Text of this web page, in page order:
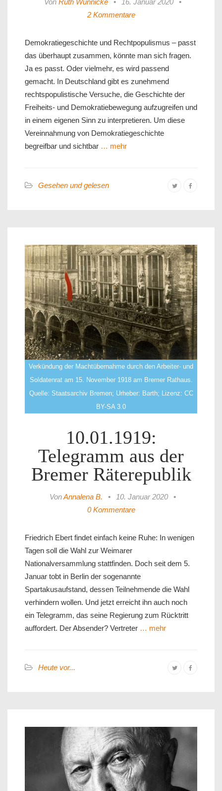
Von Ruth Wunnicke • 16. Januar 2020
•
2 Kommentare
Demokratiegeschichte und Rechtpopulismus – passt
das überhaupt zusammen, könnte man sich fragen.
Ja es passt. Oder vielmehr, es wird passend
gemacht. In Deutschland gibt es zunehmend
rechtspopulistische Versuche, die Geschichte der
Freiheits- und Demokratiebewegung aufzugreifen und
in einem eigenen Sinn zu interpretieren. Um diese
Vereinnahmung von Demokratiegeschichte
begreifbar und sichtbar … mehr
Gesehen und gelesen
Verkündung der Machtübernahme durch den Arbeiter- und
Soldatenrat am 15. November 1918 am Bremer Rathaus.
Quelle: Staatsarchiv Bremen; Urheber: Barth; Lizenz: CC
BY-SA 3.0
10.01.1919:
Telegramm aus der
Bremer Räterepublik
VonAnnalena B. • 10. Januar 2020
•
0 Kommentare
Friedrich Ebert findet einfach keine Ruhe: In wenigen
Tagen soll die Wahl zur Weimarer
Nationalversammlung stattfinden. Doch seit dem 5.
Januar tobt in Berlin der sogenannte
Spartakusaufstand, dessen Teilnehmende die Wahl
verhindern wollen. Und jetzt erreicht ihn auch noch
ein Telegramm, das seine Regierung zum Rücktritt
auffordert. Der Absender? Vertreter … mehr
Heute vor...